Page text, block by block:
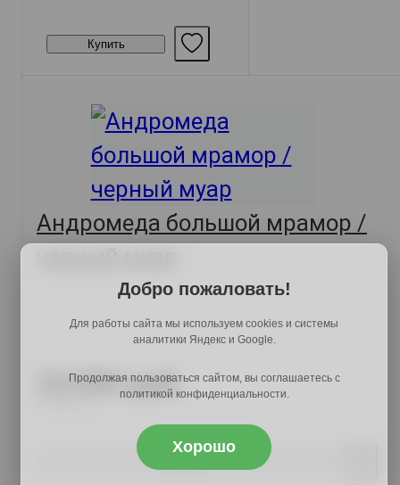
Купить
Андромеда большой мрамор /
22289 руб.
Добро пожаловать!
Для работы сайта мы используем cookies и системы
аналитики Яндекс и Google.
Продолжая пользоваться сайтом, вы соглашаетесь с
политикой конфиденциальности.
Хорошо